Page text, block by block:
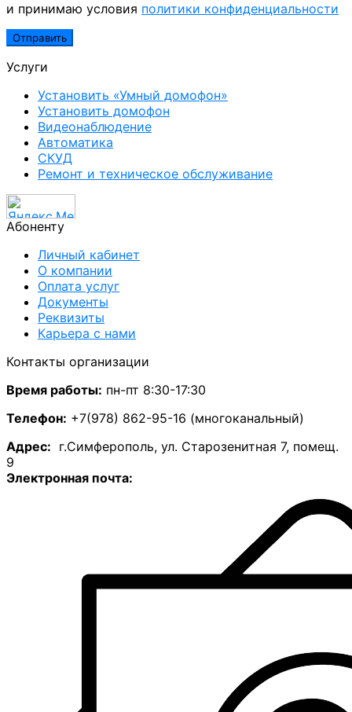
и принимаю условия политики конфиденциальности
Услуги
Установить «Умный домофон»
Установить домофон
Видеонаблюдение
Автоматика
СКУД
Ремонт и техническое обслуживание
Абоненту
Личный кабинет
О компании
Оплата услуг
Документы
Реквизиты
Карьера с нами
Контакты организации
Время работы: пн-пт 8:30-17:30
Телефон: +7(978) 862-95-16 (многоканальный)
Адрес: г.Симферополь, ул. Старозенитная 7, помещ.
9
Электронная почта: